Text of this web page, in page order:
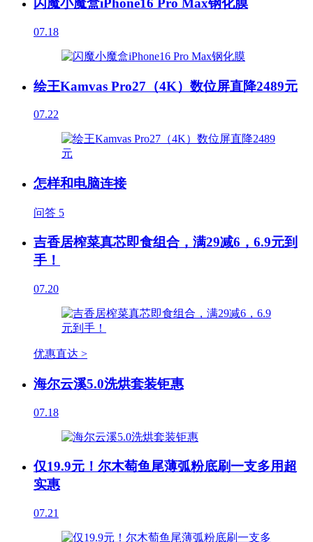
闪魔小魔盒iPhone16 Pro Max钢化膜
07.18
绘王Kamvas Pro27（4K）数位屏直降2489元
07.22
怎样和电脑连接
问答 5
吉香居榨菜真芯即食组合，满29减6，6.9元到
手！
07.20
优惠直达 >
海尔云溪5.0洗烘套装钜惠
07.18
仅19.9元！尔木萄鱼尾薄弧粉底刷一支多用超
实惠
07.21